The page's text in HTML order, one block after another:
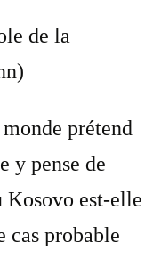
de la
prétend
y pense de
est-elle
cas probable